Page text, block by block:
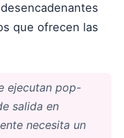
que ofrecen las
ejecutan pop-
salida en
necesita un